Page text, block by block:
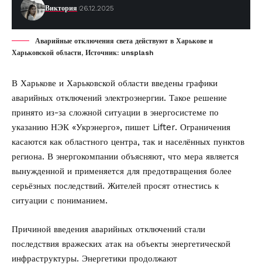
Виктория 26.12.2025
Аварийные отключения света действуют в Харькове и
Харьковской области, Источник: unsplash
В Харькове и Харьковской области введены графики
аварийных отключений электроэнергии. Такое решение
принято из-за сложной ситуации в энергосистеме по
указанию НЭК «Укрэнерго», пишет Lifter. Ограничения
касаются как областного центра, так и населённых пунктов
региона. В энергокомпании объясняют, что мера является
вынужденной и применяется для предотвращения более
серьёзных последствий. Жителей просят отнестись к
ситуации с пониманием.
Причиной введения аварийных отключений стали
последствия вражеских атак на объекты энергетической
инфраструктуры. Энергетики продолжают